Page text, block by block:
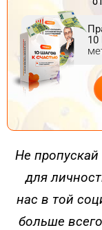
ДЕЙСТВУЙ
Не
для
нас в той
больше